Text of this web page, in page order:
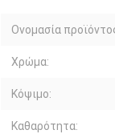
Ονομασία
Χρώμα:
Κόψιμο:
Καθαρότητα: